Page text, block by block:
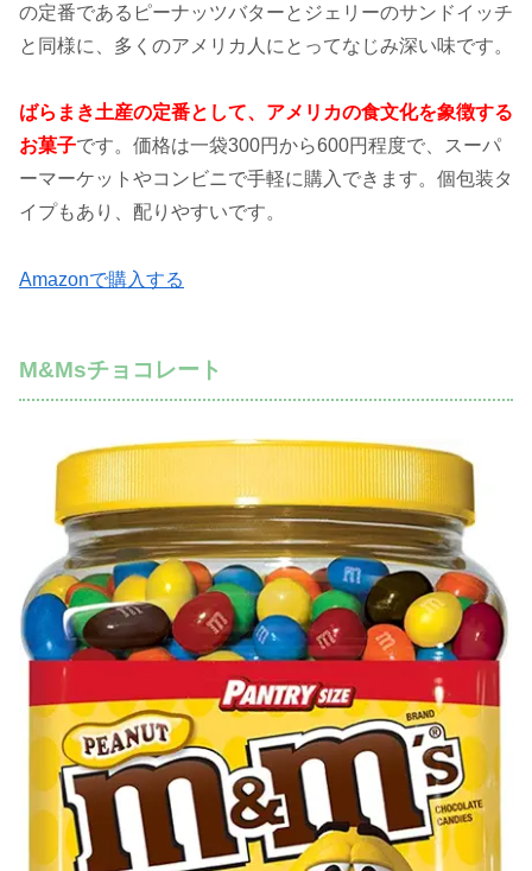
の定番であるピーナッツバターとジェリーのサンドイッチ
と同様に、多くのアメリカ人にとってなじみ深い味です。
ばらまき土産の定番として、アメリカの食文化を象徴する
お菓子です。価格は一袋300円から600円程度で、スーパ
ーマーケットやコンビニで手軽に購入できます。個包装タ
イプもあり、配りやすいです。
Amazonで購入する
M&Msチョコレート